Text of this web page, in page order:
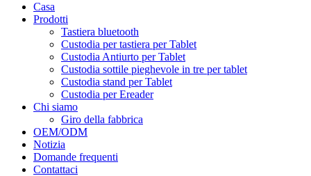
Casa
Prodotti
Tastiera bluetooth
Custodia per tastiera per Tablet
Custodia Antiurto per Tablet
Custodia sottile pieghevole in tre per tablet
Custodia stand per Tablet
Custodia per Ereader
Chi siamo
Giro della fabbrica
OEM/ODM
Notizia
Domande frequenti
Contattaci